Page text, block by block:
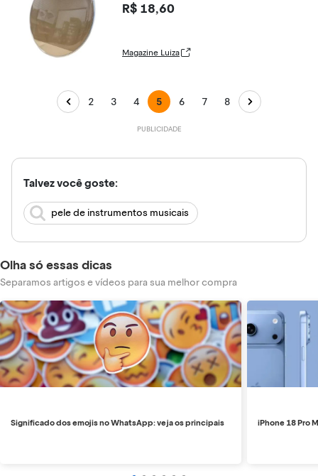
R$ 18,60
Magazine Luiza
2 3 4 5 6 7 8
Talvez você goste:
pele de instrumentos musicais
Olha só essas dicas
Separamos artigos e vídeos para sua melhor compra
Significado dos emojis no WhatsApp: veja os principais iPhone 18 Pro